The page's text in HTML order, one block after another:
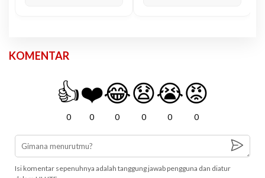
KOMENTAR
👍
0
❤️
0
😂
0
😧
0
😭
0
😡
0
Isi komentar sepenuhnya adalah tanggung jawab pengguna dan diatur